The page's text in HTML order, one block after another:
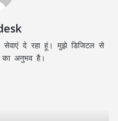
सेवाएं दे रहा हूं। मुझे डिजिटल से
का अनुभव है।